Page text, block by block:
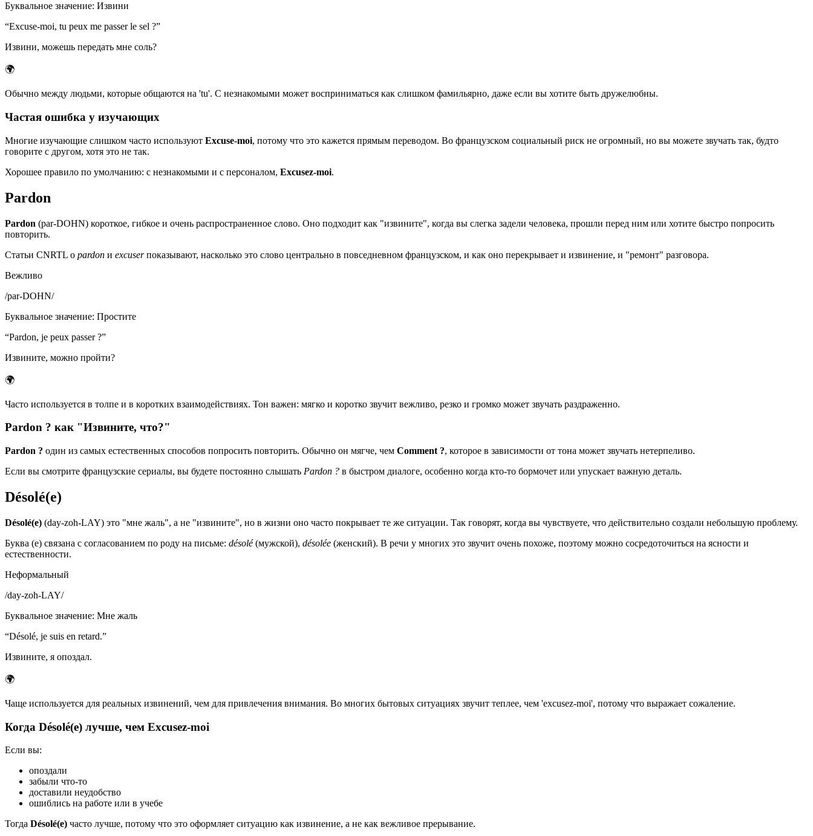
Буквальное значение: Извини
“Excuse-moi, tu peux me passer le sel ?”
Извини, можешь передать мне соль?
🌍
Обычно между людьми, которые общаются на 'tu'. С незнакомыми может восприниматься как слишком фамильярно, даже если вы хотите быть дружелюбны.
Частая ошибка у изучающих
Многие изучающие слишком часто используют Excuse-moi, потому что это кажется прямым переводом. Во французском социальный риск не огромный, но вы можете звучать так, будто
говорите с другом, хотя это не так.
Хорошее правило по умолчанию: с незнакомыми и с персоналом, Excusez-moi.
Pardon
Pardon (par-DOHN) короткое, гибкое и очень распространенное слово. Оно подходит как "извините", когда вы слегка задели человека, прошли перед ним или хотите быстро попросить
повторить.
Статьи CNRTL о pardon и excuserпоказывают, насколько это слово центрально в повседневном французском, и как оно перекрывает и извинение, и "ремонт" разговора.
Вежливо
/par-DOHN/
Буквальное значение: Простите
“Pardon, je peux passer ?”
Извините, можно пройти?
🌍
Часто используется в толпе и в коротких взаимодействиях. Тон важен: мягко и коротко звучит вежливо, резко и громко может звучать раздраженно.
Pardon ? как "Извините, что?"
Pardon ? один из самых естественных способов попросить повторить. Обычно он мягче, чем Comment ?, которое в зависимости от тона может звучать нетерпеливо.
Если вы смотрите французские сериалы, вы будете постоянно слышать Pardon ? в быстром диалоге, особенно когда кто-то бормочет или упускает важную деталь.
Désolé(e)
Désolé(e) (day-zoh-LAY) это "мне жаль", а не "извините", но в жизни оно часто покрывает те же ситуации. Так говорят, когда вы чувствуете, что действительно создали небольшую проблему.
Буква (e) связана с согласованием по роду на письме: désolé(мужской), désolée (женский). В речи у многих это звучит очень похоже, поэтому можно сосредоточиться на ясности и
естественности.
Неформальный
/day-zoh-LAY/
Буквальное значение: Мне жаль
“Désolé, je suis en retard.”
Извините, я опоздал.
🌍
Чаще используется для реальных извинений, чем для привлечения внимания. Во многих бытовых ситуациях звучит теплее, чем 'excusez-moi', потому что выражает сожаление.
Когда Désolé(e) лучше, чем Excusez-moi
Если вы:
опоздали
забыли что-то
доставили неудобство
ошиблись на работе или в учебе
Тогда Désolé(e) часто лучше, потому что это оформляет ситуацию как извинение, а не как вежливое прерывание.